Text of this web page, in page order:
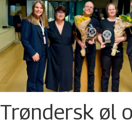
Trøndersk øl